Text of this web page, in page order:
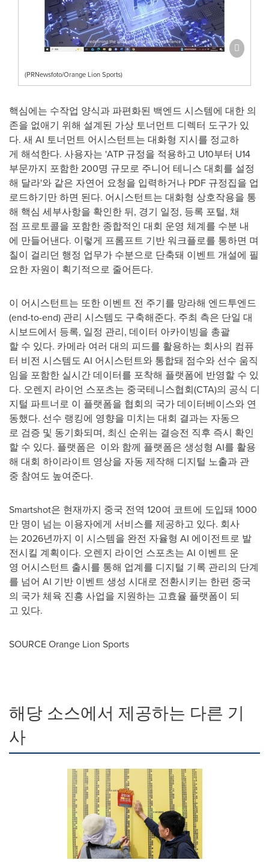
(PRNewsfoto/Orange Lion Sports)
핵심에는 수작업 양식과 파편화된 백엔드 시스템에 대한 의
존을 없애기 위해 설계된 가상 토너먼트 디렉터 도구가 있
다. 새 AI 토너먼트 어시스턴트는 대화형 지시를 정교하
게 해석한다. 사용자는 'ATP 규정을 적용하고 U10부터 U14
부문까지 포함한 200명 규모로 주니어 테니스 대회를 설정
해 달라'와 같은 자연어 요청을 입력하거나 PDF 규정집을 업
로드하기만 하면 된다. 어시스턴트는 대화형 상호작용을 통
해 핵심 세부사항을 확인한 뒤, 경기 일정, 등록 포털, 채
점 프로토콜을 포함한 종합적인 대회 운영 체계를 수분 내
에 만들어낸다. 이렇게 프롬프트 기반 워크플로를 통하면 며
칠이 걸리던 행정 업무가 수분으로 단축돼 이벤트 개설에 필
요한 자원이 획기적으로 줄어든다.
이 어시스턴트는 또한 이벤트 전 주기를 망라해 엔드투엔드
(end-to-end) 관리 시스템도 구축해준다. 주최 측은 단일 대
시보드에서 등록, 일정 관리, 데이터 아카이빙을 총괄
할 수 있다. 카메라 여러 대의 피드를 활용하는 회사의 컴퓨
터 비전 시스템도 AI 어시스턴트와 통합돼 점수와 선수 움직
임을 포함한 실시간 데이터를 포착해 플랫폼에 반영할 수 있
다. 오렌지 라이언 스포츠는 중국테니스협회(CTA)의 공식 디
지털 파트너로 이 플랫폼을 협회의 국가 데이터베이스와 연
동했다. 선수 랭킹에 영향을 미치는 대회 결과는 자동으
로 검증 및 동기화되며, 최신 순위는 결승전 직후 즉시 확인
할 수 있다. 플랫폼은 이와 함께 플랫폼은 생성형 AI를 활용
해 대회 하이라이트 영상을 자동 제작해 디지털 노출과 관
중 참여도 높여준다.
Smartshot은 현재까지 중국 전역 120여 코트에 도입돼 1000
만 명이 넘는 이용자에게 서비스를 제공하고 있다. 회사
는 2026년까지 이 시스템을 완전 자율형 AI 에이전트로 발
전시킬 계획이다. 오렌지 라이언 스포츠는 AI 이벤트 운
영 어시스턴트 출시를 통해 업계를 디지털 기록 관리의 단계
를 넘어 AI 기반 이벤트 생성 시대로 전환시키는 한편 중국
의 국가 체육 진흥 사업을 지원하는 고효율 플랫폼이 되
고 있다.
SOURCE Orange Lion Sports
해당 소스에서 제공하는 다른 기
사